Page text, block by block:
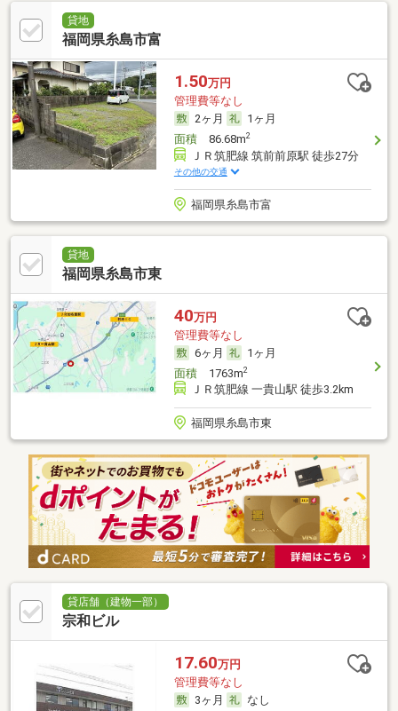
貸地
福岡県糸島市富
1.50万円
管理費等なし
2ヶ月
1ヶ月
面積86.68m2
ＪＲ筑肥線 筑前前原駅 徒歩27分
その他の交通
福岡県糸島市富
貸地
福岡県糸島市東
40万円
管理費等なし
6ヶ月
1ヶ月
面積1763m2
ＪＲ筑肥線 一貴山駅 徒歩3.2km
福岡県糸島市東
貸店舗（建物一部）
宗和ビル
17.60万円
管理費等なし
3ヶ月
なし